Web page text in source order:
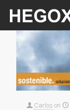
Carlos on